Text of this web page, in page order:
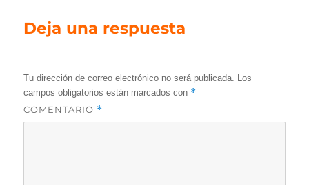
Deja una respuesta
Tu dirección de correo electrónico no será publicada.
Los
campos obligatorios están marcados con *
COMENTARIO *